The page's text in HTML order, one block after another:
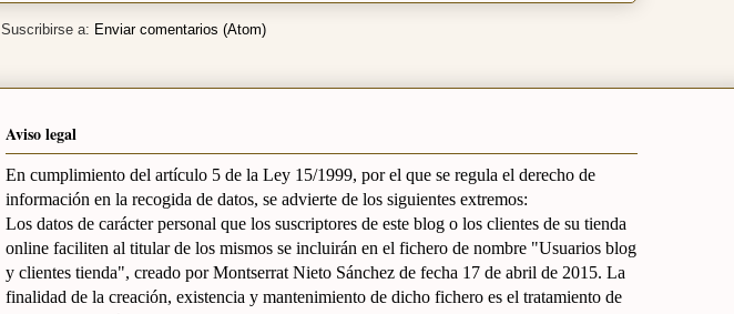
Suscribirse a: Enviar comentarios (Atom)
Aviso legal
En cumplimiento del artículo 5 de la Ley 15/1999, por el que se regula el derecho de
información en la recogida de datos, se advierte de los siguientes extremos:
Los datos de carácter personal que los suscriptores de este blog o los clientes de su tienda
online faciliten al titular de los mismos se incluirán en el fichero de nombre "Usuarios blog
y clientes tienda", creado por Montserrat Nieto Sánchez de fecha 17 de abril de 2015. La
finalidad de la creación, existencia y mantenimiento de dicho fichero es el tratamiento de